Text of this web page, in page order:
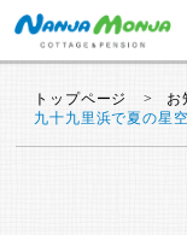
トップページ お
九十九里浜で夏の星